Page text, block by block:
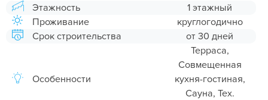
Этажность
1 этажный
Проживание
круглогодично
Срок строительства
от 30 дней
Особенности
Терраса,
Совмещенная
кухня-гостиная,
Сауна, Тех.